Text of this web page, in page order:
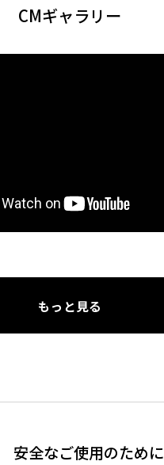
CMギャラリー
もっと見る
安全なご使用のために